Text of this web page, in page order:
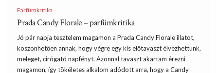
Parfümkritika
Prada Candy Florale – parfümkritika
Jó pár napja tesztelem magamon a Prada Candy Florale illatot,
köszönhetően annak, hogy végre egy kis előtavaszt élvezhettünk,
meleget, cirógató napfényt. Azonnal tavaszt akartam érezni
magamon, így tökéletes alkalom adódott arra, hogy a Candy